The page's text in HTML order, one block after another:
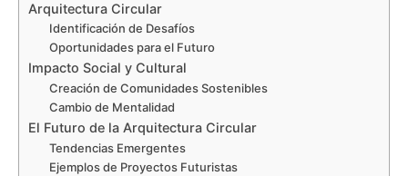
Arquitectura Circular
Identificación de Desafíos
Oportunidades para el Futuro
Impacto Social y Cultural
Creación de Comunidades Sostenibles
Cambio de Mentalidad
El Futuro de la Arquitectura Circular
Tendencias Emergentes
Ejemplos de Proyectos Futuristas